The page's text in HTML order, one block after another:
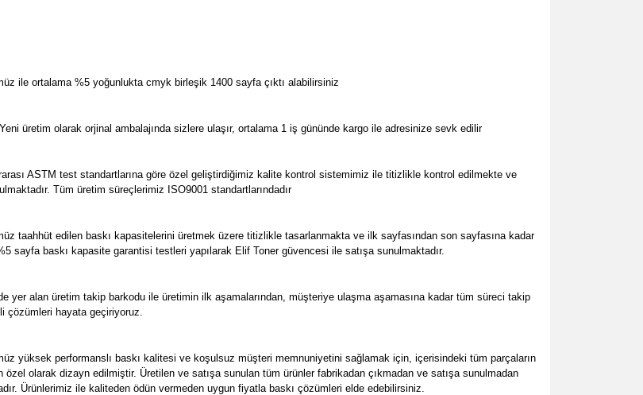
ile ortalama %5 yoğunlukta cmyk birleşik 1400 sayfa çıktı alabilirsiniz
üretim olarak orjinal ambalajında sizlere ulaşır, ortalama 1 iş gününde kargo ile adresinize sevk edilir
ASTM test standartlarına göre özel geliştirdiğimiz kalite kontrol sistemimiz ile titizlikle kontrol edilmekte ve
Tüm üretim süreçlerimiz ISO9001 standartlarındadır
taahhüt edilen baskı kapasitelerini üretmek üzere titizlikle tasarlanmakta ve ilk sayfasından son sayfasına kadar
sayfa baskı kapasite garantisi testleri yapılarak Elif Toner güvencesi ile satışa sunulmaktadır.
yer alan üretim takip barkodu ile üretimin ilk aşamalarından, müşteriye ulaşma aşamasına kadar tüm süreci takip
çözümleri hayata geçiriyoruz.
yüksek performanslı baskı kalitesi ve koşulsuz müşteri memnuniyetini sağlamak için, içerisindeki tüm parçaların
olarak dizayn edilmiştir. Üretilen ve satışa sunulan tüm ürünler fabrikadan çıkmadan ve satışa sunulmadan
Ürünlerimiz ile kaliteden ödün vermeden uygun fiyatla baskı çözümleri elde edebilirsiniz.